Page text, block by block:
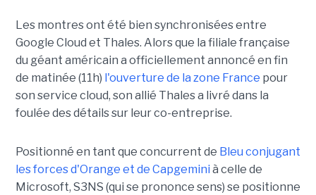
Les montres ont été bien synchronisées entre
Google Cloud et Thales. Alors que la filiale française
du géant américain a officiellement annoncé en fin
de matinée (11h) l'ouverture de la zone France pour
son service cloud, son allié Thales a livré dans la
foulée des détails sur leur co-entreprise.
Positionné en tant que concurrent de Bleu conjugant
les forces d'Orange et de Capgemini à celle de
Microsoft, S3NS (qui se prononce sens) se positionne